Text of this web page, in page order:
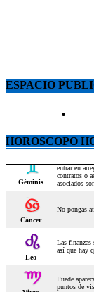
ESPACIO
HOROSCOPO